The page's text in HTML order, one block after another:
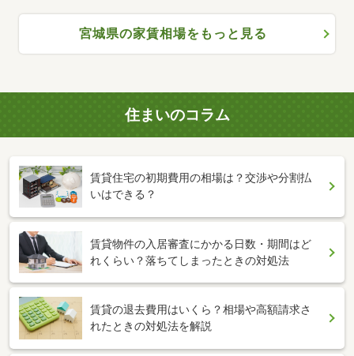
宮城県の家賃相場をもっと見る
住まいのコラム
賃貸住宅の初期費用の相場は？交渉や分割払
いはできる？
賃貸物件の入居審査にかかる日数・期間はど
れくらい？落ちてしまったときの対処法
賃貸の退去費用はいくら？相場や高額請求さ
れたときの対処法を解説